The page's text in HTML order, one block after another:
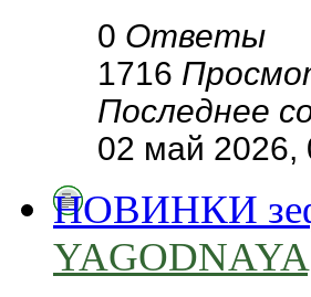
0 Ответы
1716
Последнее
02 май 2026,
НОВИНКИ
YAGODNAYA